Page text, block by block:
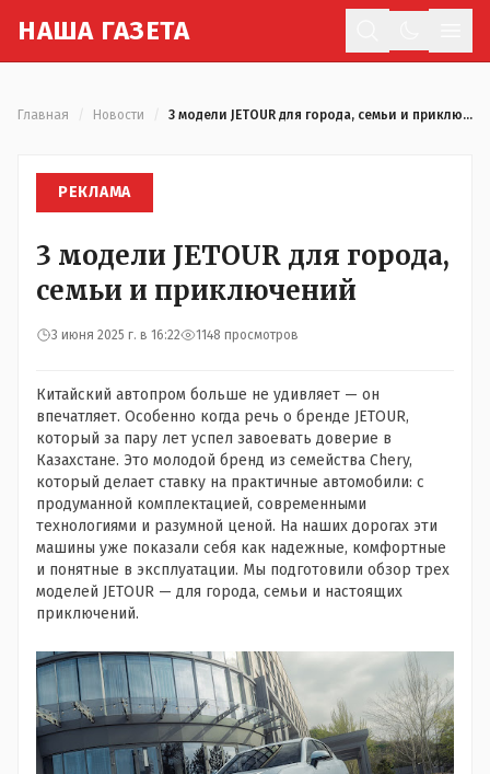
НАША ГАЗЕТА
Главная Новости 3 модели JETOUR для города, семьи и приключений
РЕКЛАМА
3 модели JETOUR для города,
семьи и приключений
3 июня 2025 г. в 16:22 1148 просмотров
Китайский автопром больше не удивляет — он
впечатляет. Особенно когда речь о бренде JETOUR,
который за пару лет успел завоевать доверие в
Казахстане. Это молодой бренд из семейства Chery,
который делает ставку на практичные автомобили: с
продуманной комплектацией, современными
технологиями и разумной ценой. На наших дорогах эти
машины уже показали себя как надежные, комфортные
и понятные в эксплуатации. Мы подготовили обзор трех
моделей JETOUR — для города, семьи и настоящих
приключений.